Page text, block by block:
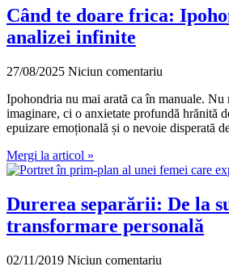
Când te doare frica:
analizei infinite
27/08/2025 Niciun comentariu
Ipohondria nu mai arată ca în manuale. Nu
imaginare, ci o anxietate profundă hrănită
epuizare emoțională și o nevoie disperată
Mergi la articol »
Durerea separării: De la
transformare personală
02/11/2019 Niciun comentariu